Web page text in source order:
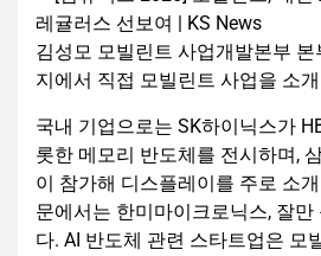
김성모 모빌린트 사업개발본부
지에서 직접 모빌린트 사업을 소
국내 기업으로는 SK하이닉스가
롯한 메모리 반도체를 전시하며,
이 참가해 디스플레이를 주로 소
문에서는 한미마이크로닉스, 잘
다. AI 반도체 관련 스타트업은 모